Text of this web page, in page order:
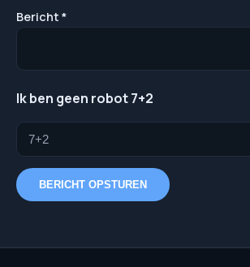
Bericht *
Ik ben geen robot 7+2
BERICHT OPSTUREN